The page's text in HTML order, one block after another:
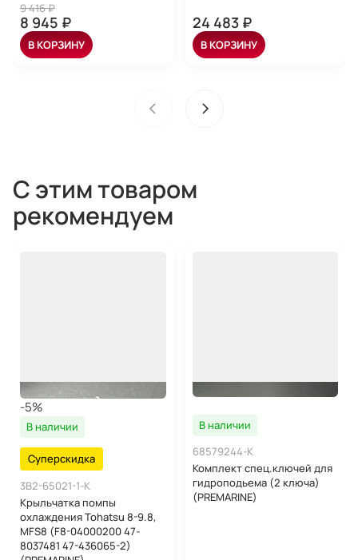
9 416 ₽
8 945 ₽
В КОРЗИНУ
24 483 ₽
В КОРЗИНУ
С этим товаром
рекомендуем
-5%
В наличии
Суперскидка
3B2-65021-1-K
Крыльчатка помпы
охлаждения Tohatsu 8-9.8,
MFS8 (F8-04000200 47-
8037481 47-436065-2)
В наличии
68579244-K
Комплект спец.ключей для
гидроподьема (2 ключа)
(PREMARINE)